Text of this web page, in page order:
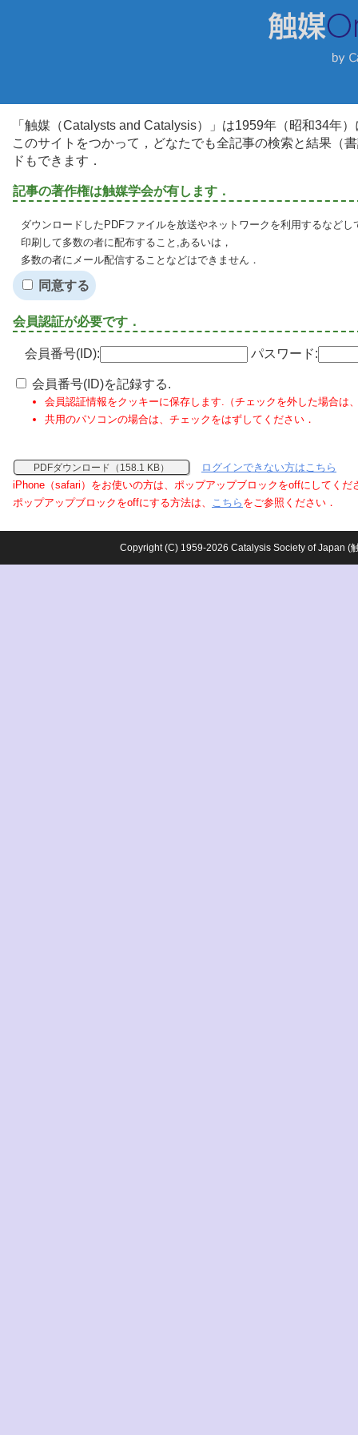
「触媒（Catalysts and Catalysis）」は1959年（昭和34年
このサイトをつかって，どなたでも全記事の検索と結果（
ドもできます．
記事の著作権は触媒学会が有します．
ダウンロードしたPDFファイルを放送やネットワークを利用するなど
印刷して多数の者に配布すること,あるいは，
多数の者にメール配信することなどはできません．
同意する
会員認証が必要です．
会員番号(ID): パスワード:
会員番号(ID)を記録する.
会員認証情報をクッキーに保存します.（チェックを外した場合は
共用のパソコンの場合は、チェックをはずしてください．
PDFダウンロード（158.1 KB）
ログインできない方はこちら
iPhone（safari）をお使いの方は、ポップアップブロックをoffにしてくだ
ポップアップブロックをoffにする方法は、 こちら をご参照ください．
Copyright (C) 1959-2026 Catalysis Society of Japan (